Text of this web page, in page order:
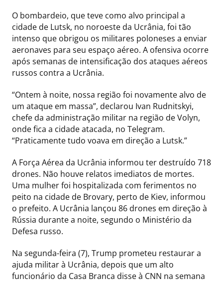
O bombardeio, que teve como alvo principal a
cidade de Lutsk, no noroeste da Ucrânia, foi tão
intenso que obrigou os militares poloneses a enviar
aeronaves para seu espaço aéreo. A ofensiva ocorre
após semanas de intensificação dos ataques aéreos
russos contra a Ucrânia.
“Ontem à noite, nossa região foi novamente alvo de
um ataque em massa”, declarou Ivan Rudnitskyi,
chefe da administração militar na região de Volyn,
onde fica a cidade atacada, no Telegram.
“Praticamente tudo voava em direção a Lutsk.”
A Força Aérea da Ucrânia informou ter destruído 718
drones. Não houve relatos imediatos de mortes.
Uma mulher foi hospitalizada com ferimentos no
peito na cidade de Brovary, perto de Kiev, informou
o prefeito. A Ucrânia lançou 86 drones em direção à
Rússia durante a noite, segundo o Ministério da
Defesa russo.
Na segunda-feira (7), Trump prometeu restaurar a
ajuda militar à Ucrânia, depois que um alto
funcionário da Casa Branca disse à CNN na semana